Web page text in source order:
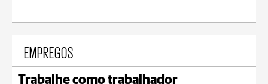
EMPREGOS
Trabalhe como trabalhador